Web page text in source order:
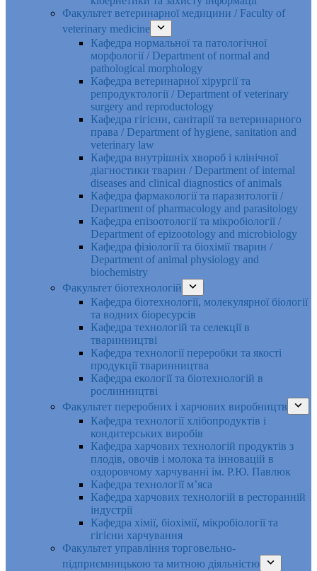
Факультет ветеринарної медицини / Faculty of
veterinary medicine
Кафедра нормальної та патологічної
морфології / Department of normal and
pathological morphology
Кафедра ветеринарної хірургії та
репродуктології / Department of veterinary
surgery and reproductology
Кафедра гігієни, санітарії та ветеринарного
права / Department of hygiene, sanitation and
veterinary law
Кафедра внутрішніх хвороб і клінічної
діагностики тварин / Department of internal
diseases and clinical diagnostics of animals
Кафедра фармакології та паразитології /
Department of pharmacology and parasitology
Кафедра епізоотології та мікробіології /
Department of epizootology and microbiology
Кафедра фізіології та біохімії тварин /
Department of animal physiology and
biochemistry
Факультет біотехнологій
Кафедра біотехнології, молекулярної біології
та водних біоресурсів
Кафедра технологій та селекції в
тваринництві
Кафедра технології переробки та якості
продукції тваринництва
Кафедра екології та біотехнологій в
рослинництві
Факультет переробних і харчових виробництв
Кафедра технології хлібопродуктів і
кондитерських виробів
Кафедра харчових технологій продуктів з
плодів, овочів і молока та інновацій в
оздоровчому харчуванні ім. Р.Ю. Павлюк
Кафедра технології м’яса
Кафедра харчових технологій в ресторанній
індустрії
Кафедра хімії, біохімії, мікробіології та
гігієни харчування
Факультет управління торговельно-
підприємницькою та митною діяльністю